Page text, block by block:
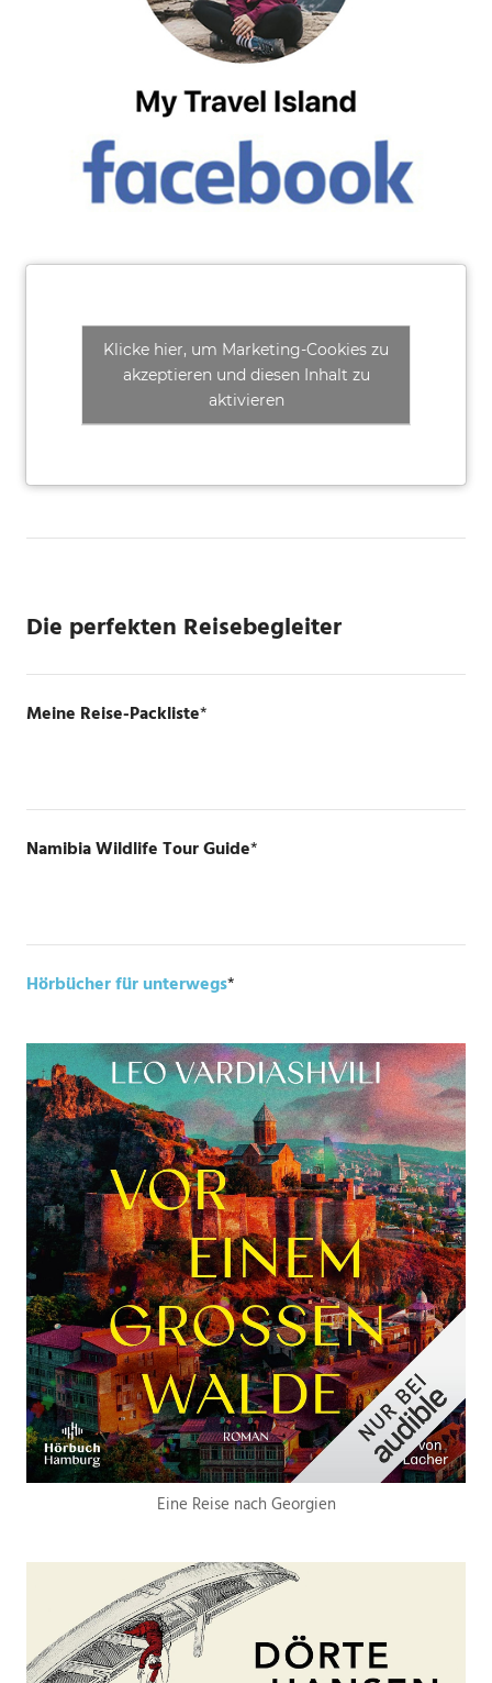
Klicke hier, um Marketing-Cookies zu
akzeptieren und diesen Inhalt zu
aktivieren
Die perfekten Reisebegleiter
Meine Reise-Packliste*
Namibia Wildlife Tour Guide*
Hörbücher für unterwegs*
Eine Reise nach Georgien